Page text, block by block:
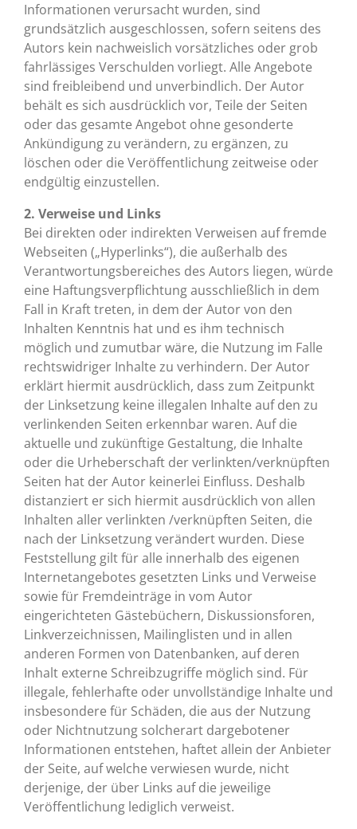
Informationen verursacht wurden, sind
grundsätzlich ausgeschlossen, sofern seitens des
Autors kein nachweislich vorsätzliches oder grob
fahrlässiges Verschulden vorliegt. Alle Angebote
sind freibleibend und unverbindlich. Der Autor
behält es sich ausdrücklich vor, Teile der Seiten
oder das gesamte Angebot ohne gesonderte
Ankündigung zu verändern, zu ergänzen, zu
löschen oder die Veröffentlichung zeitweise oder
endgültig einzustellen.
2. Verweise und Links
Bei direkten oder indirekten Verweisen auf fremde
Webseiten („Hyperlinks“), die außerhalb des
Verantwortungsbereiches des Autors liegen, würde
eine Haftungsverpflichtung ausschließlich in dem
Fall in Kraft treten, in dem der Autor von den
Inhalten Kenntnis hat und es ihm technisch
möglich und zumutbar wäre, die Nutzung im Falle
rechtswidriger Inhalte zu verhindern. Der Autor
erklärt hiermit ausdrücklich, dass zum Zeitpunkt
der Linksetzung keine illegalen Inhalte auf den zu
verlinkenden Seiten erkennbar waren. Auf die
aktuelle und zukünftige Gestaltung, die Inhalte
oder die Urheberschaft der verlinkten/verknüpften
Seiten hat der Autor keinerlei Einfluss. Deshalb
distanziert er sich hiermit ausdrücklich von allen
Inhalten aller verlinkten /verknüpften Seiten, die
nach der Linksetzung verändert wurden. Diese
Feststellung gilt für alle innerhalb des eigenen
Internetangebotes gesetzten Links und Verweise
sowie für Fremdeinträge in vom Autor
eingerichteten Gästebüchern, Diskussionsforen,
Linkverzeichnissen, Mailinglisten und in allen
anderen Formen von Datenbanken, auf deren
Inhalt externe Schreibzugriffe möglich sind. Für
illegale, fehlerhafte oder unvollständige Inhalte und
insbesondere für Schäden, die aus der Nutzung
oder Nichtnutzung solcherart dargebotener
Informationen entstehen, haftet allein der Anbieter
der Seite, auf welche verwiesen wurde, nicht
derjenige, der über Links auf die jeweilige
Veröffentlichung lediglich verweist.